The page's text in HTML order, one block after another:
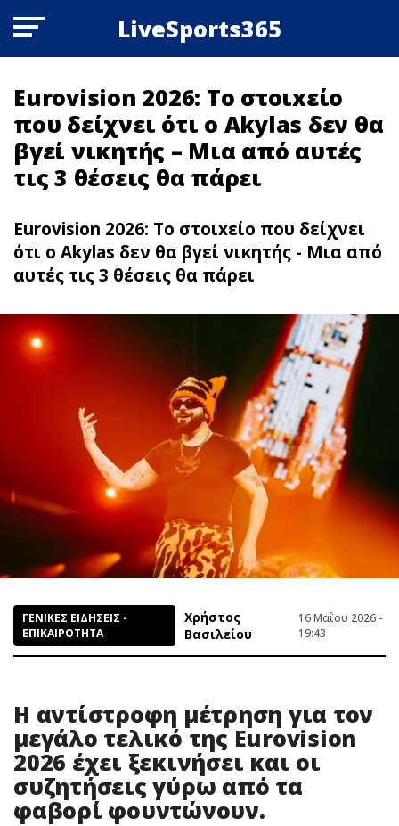
LiveSports365
Eurovision 2026: Το στοιxείο
που δείχνει ότι ο Akylas δεν θα
βγεί νικητής – Μια από αυτές
τις 3 θέσεις θα πάρει
Eurovision 2026: Το στοιxείο που δείχνει
ότι ο Akylas δεν θα βγεί νικητής - Μια από
αυτές τις 3 θέσεις θα πάρει
ΓΕΝΙΚΕΣ ΕΙΔΗΣΕΙΣ -
ΕΠΙΚΑΙΡΟΤΗΤΑ
Χρήστος
Βασιλείου
16 Μαΐου 2026 -
19:43
Η αντίστροφη μέτρηση για τον
μεγάλο τελικό της Eurovision
2026 έχει ξεκινήσει και οι
συζητήσεις γύρω από τα
φαβορί φουντώνουν.